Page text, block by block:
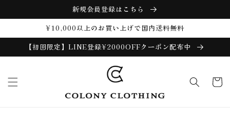
進む
新規会員登録はこちら
¥10,000以上のお買い上げで国内送料無料
【初回限定】LINE登録¥2000OFFクーポン配布中
ー